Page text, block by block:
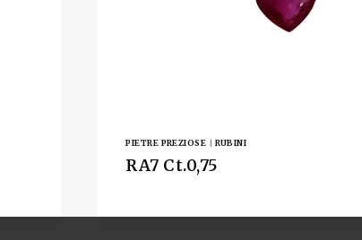
PIETRE PREZIOSE RUBINI
RA7 Ct.0,75